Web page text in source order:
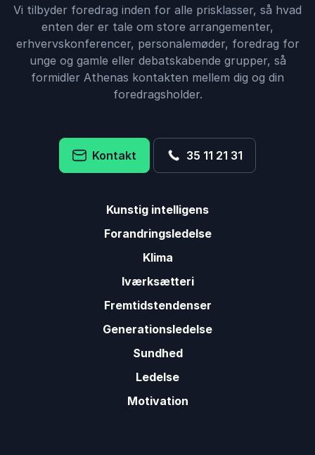
Vi tilbyder foredrag inden for alle prisklasser, så hvad
enten der er tale om store arrangementer,
erhvervskonferencer, personalemøder, foredrag for
unge og gamle eller debatskabende grupper, så
formidler Athenas kontakten mellem dig og din
foredragsholder.
Kontakt 35 11 21 31
Kunstig intelligens
Forandringsledelse
Klima
Iværksætteri
Fremtidstendenser
Generationsledelse
Sundhed
Ledelse
Motivation